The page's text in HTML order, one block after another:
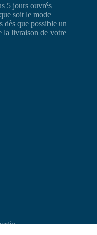
5 jours ouvrés
soit le mode
dès que possible un
la livraison de votre